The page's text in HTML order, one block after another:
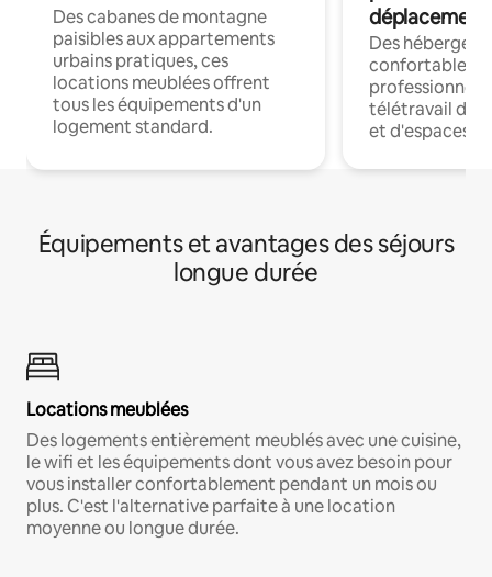
Des cabanes de montagne
paisibles aux appartements
urbains pratiques, ces
locations meublées offrent
tous les équipements d'un
logement standard.
déplacement
Des
confortables
professionnels
télétravail
et d'espaces
Équipements et avantages des séjours
longue durée
Locations meublées
Des logements entièrement meublés avec une cuisine,
le wifi et les équipements dont vous avez besoin pour
vous installer confortablement pendant un mois ou
plus. C'est l'alternative parfaite à une location
moyenne ou longue durée.